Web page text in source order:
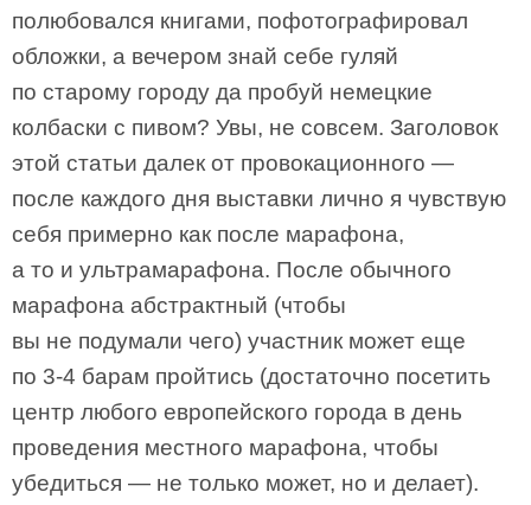
полюбовался книгами, пофотографировал
обложки, а вечером знай себе гуляй
по старому городу да пробуй немецкие
колбаски с пивом? Увы, не совсем. Заголовок
этой статьи далек от провокационного —
после каждого дня выставки лично я чувствую
себя примерно как после марафона,
а то и ультрамарафона. После обычного
марафона абстрактный (чтобы
вы не подумали чего) участник может еще
по 3-4 барам пройтись (достаточно посетить
центр любого европейского города в день
проведения местного марафона, чтобы
убедиться — не только может, но и делает).